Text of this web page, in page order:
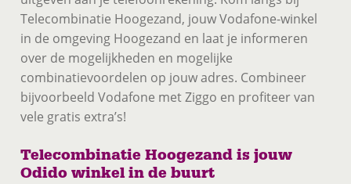
Telecombinatie Hoogezand, jouw Vodafone-winkel
in de omgeving Hoogezand en laat je informeren
over de mogelijkheden en mogelijke
combinatievoordelen op jouw adres. Combineer
bijvoorbeeld Vodafone met Ziggo en profiteer van
vele gratis extra’s!
Telecombinatie Hoogezand is jouw
Odido winkel in de buurt